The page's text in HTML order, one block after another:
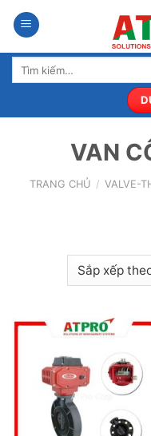
qua
nội
dung
Tìm
VAN
TRANG CHỦ / VALVE-